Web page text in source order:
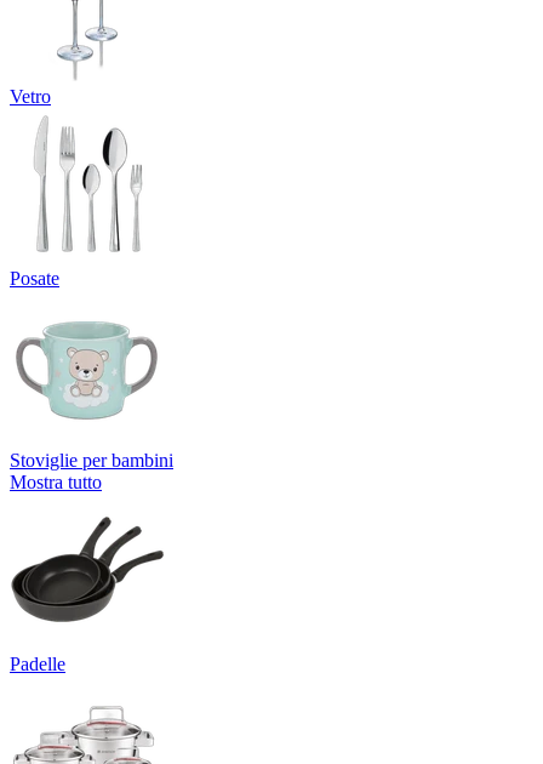
Vetro
Posate
Stoviglie per bambini
Mostra tutto
Padelle